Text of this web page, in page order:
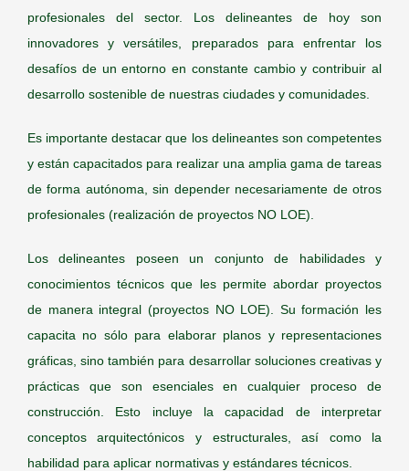
profesionales del sector. Los delineantes de hoy son
innovadores y versátiles, preparados para enfrentar los
desafíos de un entorno en constante cambio y contribuir al
desarrollo sostenible de nuestras ciudades y comunidades.
Es importante destacar que los delineantes son competentes
y están capacitados para realizar una amplia gama de tareas
de forma autónoma, sin depender necesariamente de otros
profesionales (realización de proyectos NO LOE).
Los delineantes poseen un conjunto de habilidades y
conocimientos técnicos que les permite abordar proyectos
de manera integral (proyectos NO LOE). Su formación les
capacita no sólo para elaborar planos y representaciones
gráficas, sino también para desarrollar soluciones creativas y
prácticas que son esenciales en cualquier proceso de
construcción. Esto incluye la capacidad de interpretar
conceptos arquitectónicos y estructurales, así como la
habilidad para aplicar normativas y estándares técnicos.